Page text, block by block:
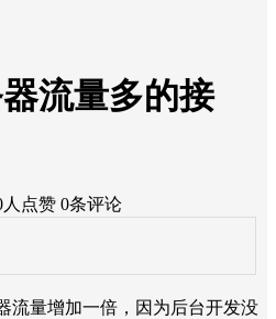
流量多的接
人点赞 0条评论
流量增加一倍，因为后台开发没